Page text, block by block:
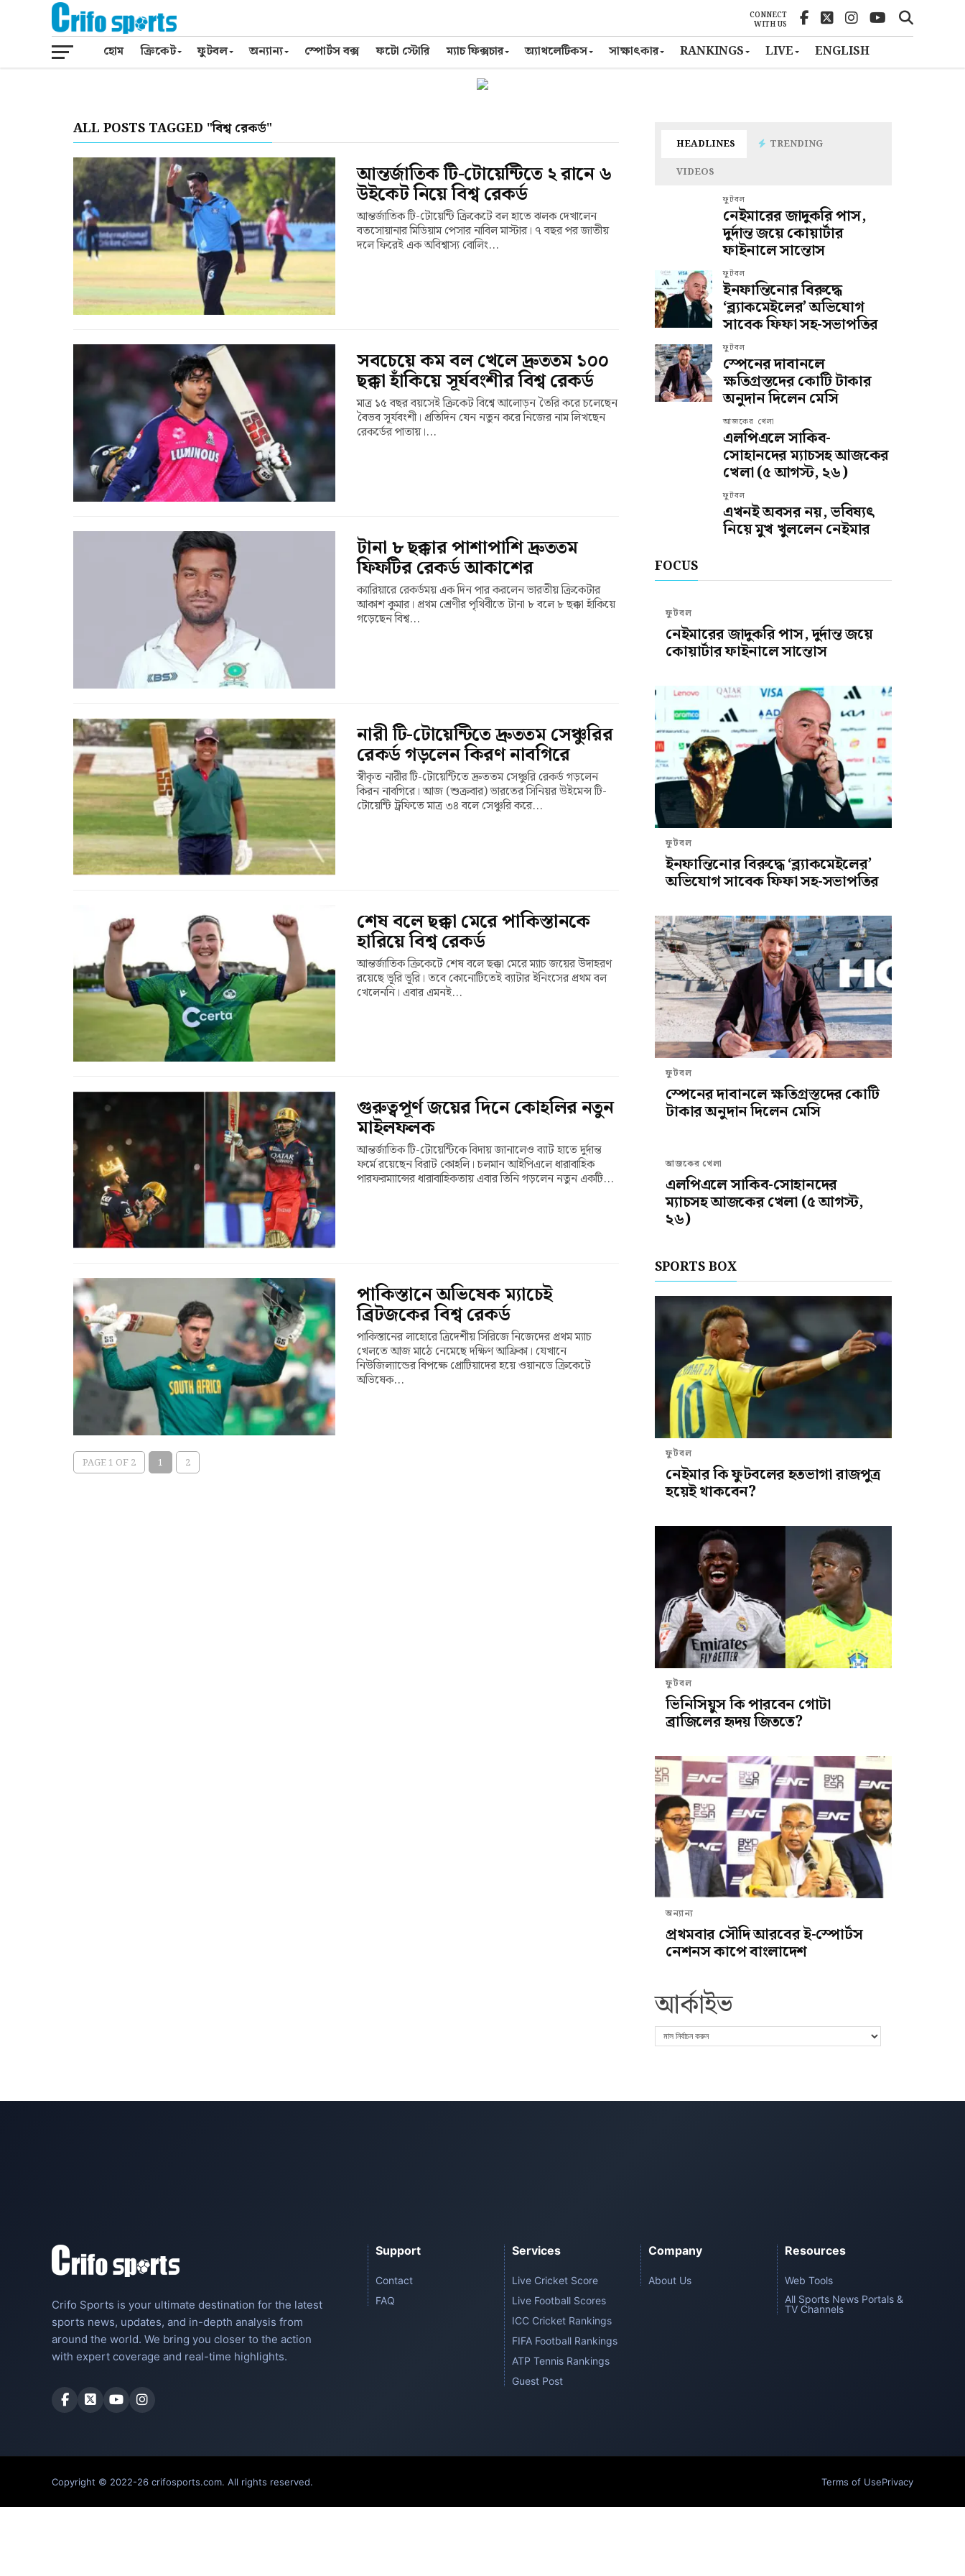
CONNECT
WITH US
হোম ক্রিকেট ফুটবল অন্যান্য স্পোর্টস বক্স ফটো স্টোরি ম্যাচ ফিক্সচার অ্যাথলেটিকস সাক্ষাৎকার RANKINGS LIVE ENGLISH
ALL POSTS TAGGED "বিশ্ব রেকর্ড"
আন্তর্জাতিক টি-টোয়েন্টিতে ২ রানে ৬
উইকেট নিয়ে বিশ্ব রেকর্ড
আন্তর্জাতিক টি-টোয়েন্টি ক্রিকেটে বল হাতে ঝলক দেখালেন
বতসোয়ানার মিডিয়াম পেসার নাবিল মাস্টার। ৭ বছর পর জাতীয়
দলে ফিরেই এক অবিশ্বাস্য বোলিং...
সবচেয়ে কম বল খেলে দ্রুততম ১০০
ছক্কা হাঁকিয়ে সূর্যবংশীর বিশ্ব রেকর্ড
মাত্র ১৫ বছর বয়সেই ক্রিকেট বিশ্বে আলোড়ন তৈরি করে চলেছেন
বৈভব সূর্যবংশী। প্রতিদিন যেন নতুন করে নিজের নাম লিখছেন
রেকর্ডের পাতায়।...
টানা ৮ ছক্কার পাশাপাশি দ্রুততম
ফিফটির রেকর্ড আকাশের
ক্যারিয়ারে রেকর্ডময় এক দিন পার করলেন ভারতীয় ক্রিকেটার
আকাশ কুমার। প্রথম শ্রেণীর পৃথিবীতে টানা ৮ বলে ৮ ছক্কা হাঁকিয়ে
গড়েছেন বিশ্ব...
নারী টি-টোয়েন্টিতে দ্রুততম সেঞ্চুরির
রেকর্ড গড়লেন কিরণ নাবগিরে
স্বীকৃত নারীর টি-টোয়েন্টিতে দ্রুততম সেঞ্চুরি রেকর্ড গড়লেন
কিরন নাবগিরে। আজ (শুক্রবার) ভারতের সিনিয়র উইমেন্স টি-
টোয়েন্টি ট্রফিতে মাত্র ৩৪ বলে সেঞ্চুরি করে...
শেষ বলে ছক্কা মেরে পাকিস্তানকে
হারিয়ে বিশ্ব রেকর্ড
আন্তর্জাতিক ক্রিকেটে শেষ বলে ছক্কা মেরে ম্যাচ জয়ের উদাহরণ
রয়েছে ভূরি ভূরি। তবে কোনোটিতেই ব্যাটার ইনিংসের প্রথম বল
খেলেননি। এবার এমনই...
গুরুত্বপূর্ণ জয়ের দিনে কোহলির নতুন
মাইলফলক
আন্তর্জাতিক টি-টোয়েন্টিকে বিদায় জানালেও ব্যাট হাতে দুর্দান্ত
ফর্মে রয়েছেন বিরাট কোহলি। চলমান আইপিএলে ধারাবাহিক
পারফরম্যান্সের ধারাবাহিকতায় এবার তিনি গড়লেন নতুন একটি...
পাকিস্তানে অভিষেক ম্যাচেই
ব্রিটজকের বিশ্ব রেকর্ড
পাকিস্তানের লাহোরে ত্রিদেশীয় সিরিজে নিজেদের প্রথম ম্যাচ
খেলতে আজ মাঠে নেমেছে দক্ষিণ আফ্রিকা। যেখানে
নিউজিল্যান্ডের বিপক্ষে প্রোটিয়াদের হয়ে ওয়ানডে ক্রিকেটে
অভিষেক...
PAGE 1 OF 2 1 2
HEADLINES
TRENDING
VIDEOS
ফুটবল
নেইমারের জাদুকরি পাস,
দুর্দান্ত জয়ে কোয়ার্টার
ফাইনালে সান্তোস
ফুটবল
ইনফান্তিনোর বিরুদ্ধে
‘ব্ল্যাকমেইলের’ অভিযোগ
সাবেক ফিফা সহ-সভাপতির
ফুটবল
স্পেনের দাবানলে
ক্ষতিগ্রস্তদের কোটি টাকার
অনুদান দিলেন মেসি
আজকের খেলা
এলপিএলে সাকিব-
সোহানদের ম্যাচসহ আজকের
খেলা (৫ আগস্ট, ২৬)
ফুটবল
এখনই অবসর নয়, ভবিষ্যৎ
নিয়ে মুখ খুললেন নেইমার
FOCUS
ফুটবল
নেইমারের জাদুকরি পাস, দুর্দান্ত জয়ে
কোয়ার্টার ফাইনালে সান্তোস
ফুটবল
ইনফান্তিনোর বিরুদ্ধে ‘ব্ল্যাকমেইলের’
অভিযোগ সাবেক ফিফা সহ-সভাপতির
ফুটবল
স্পেনের দাবানলে ক্ষতিগ্রস্তদের কোটি
টাকার অনুদান দিলেন মেসি
আজকের খেলা
এলপিএলে সাকিব-সোহানদের
ম্যাচসহ আজকের খেলা (৫ আগস্ট,
২৬)
SPORTS BOX
ফুটবল
নেইমার কি ফুটবলের হতভাগা রাজপুত্র
হয়েই থাকবেন?
ফুটবল
ভিনিসিয়ুস কি পারবেন গোটা
ব্রাজিলের হৃদয় জিততে?
অন্যান্য
প্রথমবার সৌদি আরবের ই-স্পোর্টস
নেশনস কাপে বাংলাদেশ
আর্কাইভ
Crifo Sports is your ultimate destination for the latest
sports news, updates, and in-depth analysis from
around the world. We bring you closer to the action
with expert coverage and real-time highlights.
Support
Contact
FAQ
Services
Live Cricket Score
Live Football Scores
ICC Cricket Rankings
FIFA Football Rankings
ATP Tennis Rankings
Guest Post
Company
About Us
Resources
Web Tools
All Sports News Portals &
TV Channels
Copyright © 2022-26 crifosports.com. All rights reserved. Terms of UsePrivacy